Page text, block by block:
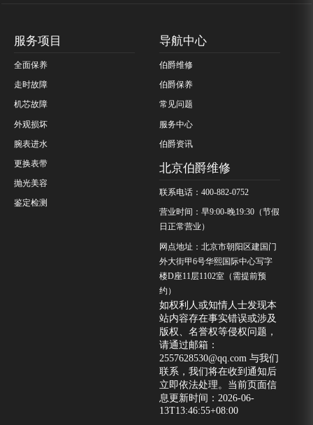
服务项目
全面保养
走时故障
机芯故障
外观损坏
腕表进水
更换表带
抛光美容
鉴定检测
导航中心
伯爵维修
伯爵保养
常见问题
服务中心
伯爵资讯
北京伯爵维修
联系电话：400-882-0752
营业时间：早9:00-晚19:30（节假
日正常营业）
网点地址：北京市朝阳区建国门
外大街甲6号华熙国际中心写字
楼D座11层1102室（需提前预
约）
如权利人或知情人士发现本
站内容存在事实错误或涉及
版权、名誉权等侵权问题，
请通过邮箱：
2557628530@qq.com 与我们
联系，我们将在收到通知后
立即依法处理。当前页面信
息更新时间：2026-06-
13T13:46:55+08:00